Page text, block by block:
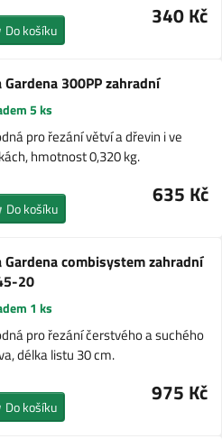
340 Kč
Do košíku
Gardena 300PP zahradní
5 ks
pro řezání větví a dřevin i ve
hmotnost 0,320 kg.
635 Kč
Do košíku
Gardena combisystem zahradní
20
1 ks
pro řezání čerstvého a suchého
délka listu 30 cm.
975 Kč
Do košíku